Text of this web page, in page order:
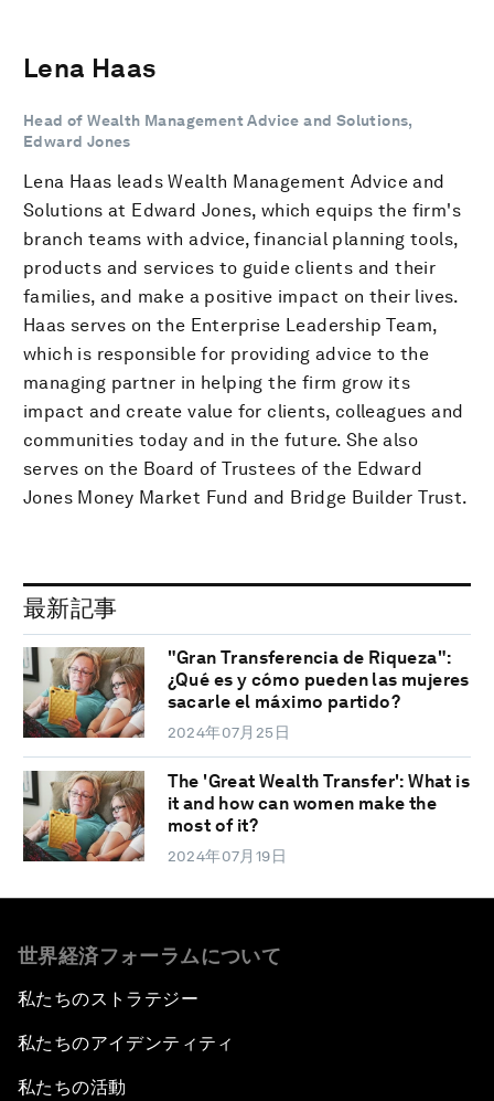
Lena Haas
Head of Wealth Management Advice and Solutions,
Edward Jones
Lena Haas leads Wealth Management Advice and
Solutions at Edward Jones, which equips the firm's
branch teams with advice, financial planning tools,
products and services to guide clients and their
families, and make a positive impact on their lives.
Haas serves on the Enterprise Leadership Team,
which is responsible for providing advice to the
managing partner in helping the firm grow its
impact and create value for clients, colleagues and
communities today and in the future. She also
serves on the Board of Trustees of the Edward
Jones Money Market Fund and Bridge Builder Trust.
最新記事
"Gran Transferencia de Riqueza":
¿Qué es y cómo pueden las mujeres
sacarle el máximo partido?
2024年07月25日
The 'Great Wealth Transfer': What is
it and how can women make the
most of it?
2024年07月19日
世界経済フォーラムについて
私たちのストラテジー
私たちのアイデンティティ
私たちの活動